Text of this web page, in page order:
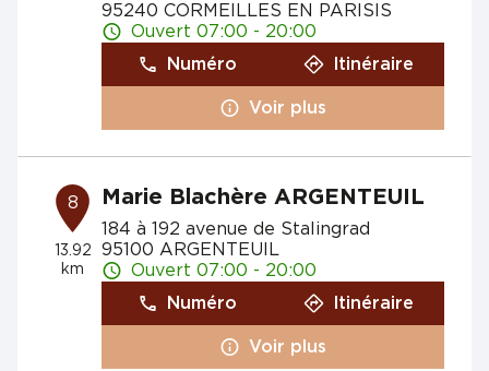
95240 CORMEILLES EN PARISIS
Ouvert 07:00 - 20:00
Numéro
Itinéraire
Voir plus
8
13.92
km
Marie Blachère ARGENTEUIL
184 à 192 avenue de Stalingrad
95100 ARGENTEUIL
Ouvert 07:00 - 20:00
Numéro
Itinéraire
Voir plus